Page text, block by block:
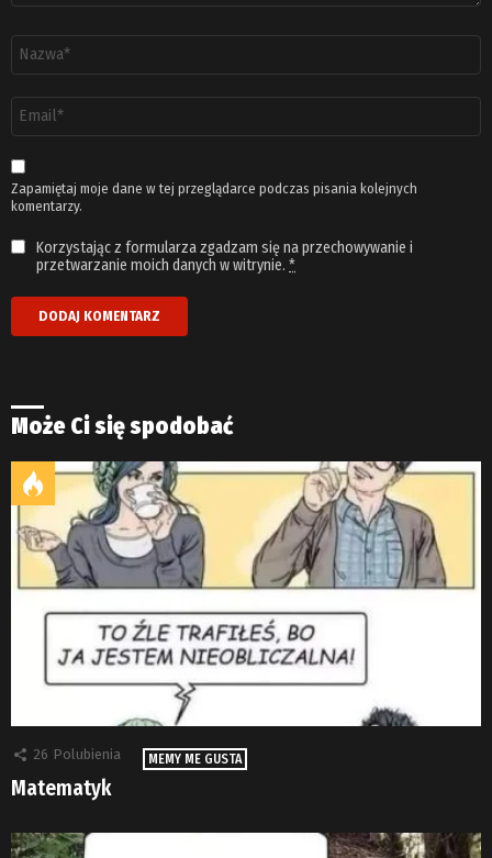
email
*
Zapamiętaj moje dane w tej przeglądarce podczas pisania kolejnych
komentarzy.
Korzystając z formularza zgadzam się na przechowywanie i
przetwarzanie moich danych w witrynie. *
Może Ci się spodobać
26 Polubienia MEMY ME GUSTA
Matematyk